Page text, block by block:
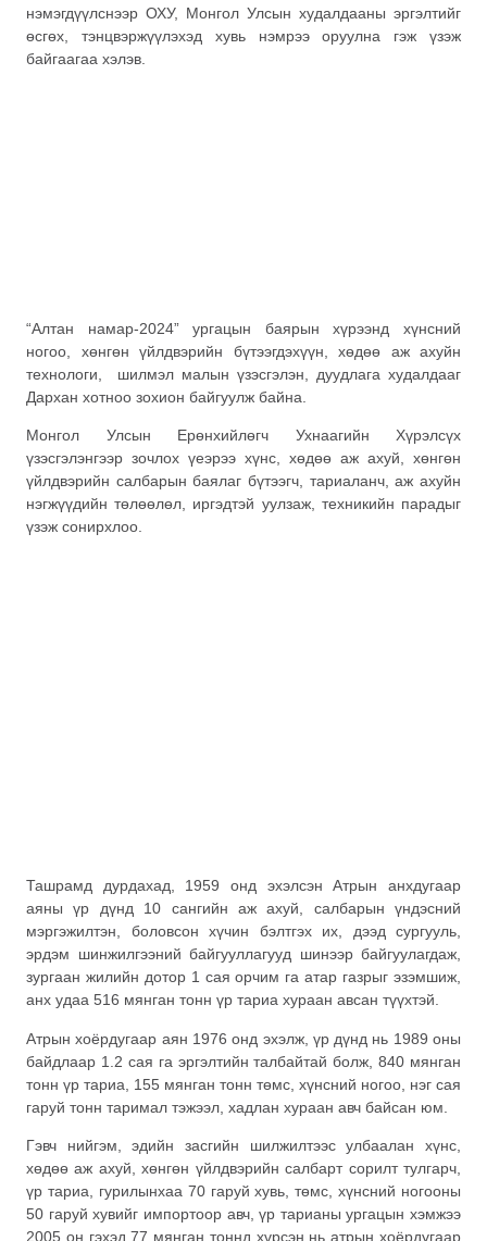
нэмэгдүүлснээр ОХУ, Монгол Улсын худалдааны эргэлтийг
өсгөх, тэнцвэржүүлэхэд хувь нэмрээ оруулна гэж үзэж
байгаагаа хэлэв.
“Алтан намар-2024” ургацын баярын хүрээнд хүнсний
ногоо, хөнгөн үйлдвэрийн бүтээгдэхүүн, хөдөө аж ахуйн
технологи, шилмэл малын үзэсгэлэн, дуудлага худалдааг
Дархан хотноо зохион байгуулж байна.
Монгол Улсын Ерөнхийлөгч Ухнаагийн Хүрэлсүх
үзэсгэлэнгээр зочлох үеэрээ хүнс, хөдөө аж ахуй, хөнгөн
үйлдвэрийн салбарын баялаг бүтээгч, тариаланч, аж ахуйн
нэгжүүдийн төлөөлөл, иргэдтэй уулзаж, техникийн парадыг
үзэж сонирхлоо.
Ташрамд дурдахад, 1959 онд эхэлсэн Атрын анхдугаар
аяны үр дүнд 10 сангийн аж ахуй, салбарын үндэсний
мэргэжилтэн, боловсон хүчин бэлтгэх их, дээд сургууль,
эрдэм шинжилгээний байгууллагууд шинээр байгуулагдаж,
зургаан жилийн дотор 1 сая орчим га атар газрыг эзэмшиж,
анх удаа 516 мянган тонн үр тариа хураан авсан түүхтэй.
Атрын хоёрдугаар аян 1976 онд эхэлж, үр дүнд нь 1989 оны
байдлаар 1.2 сая га эргэлтийн талбайтай болж, 840 мянган
тонн үр тариа, 155 мянган тонн төмс, хүнсний ногоо, нэг сая
гаруй тонн таримал тэжээл, хадлан хураан авч байсан юм.
Гэвч нийгэм, эдийн засгийн шилжилтээс улбаалан хүнс,
хөдөө аж ахуй, хөнгөн үйлдвэрийн салбарт сорилт тулгарч,
үр тариа, гурилынхаа 70 гаруй хувь, төмс, хүнсний ногооны
50 гаруй хувийг импортоор авч, үр тарианы ургацын хэмжээ
2005 он гэхэд 77 мянган тоннд хүрсэн нь атрын хоёрдугаар